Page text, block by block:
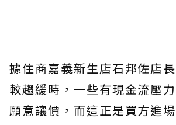
據住商嘉義新生店石邦佐店
較趨緩時，一些有現金流壓
願意讓價，而這正是買方進